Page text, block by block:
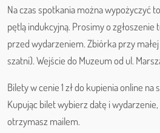
Na czas spotkania można wypożyczyć
pętlą indukcyjną. Prosimy o
przed wydarzeniem. Zbiórka przy
szatni). Wejście do Muzeum od ul.
Bilety w cenie 1 zł do kupienia online
Kupując bilet wybierz datę i
otrzymasz mailem.